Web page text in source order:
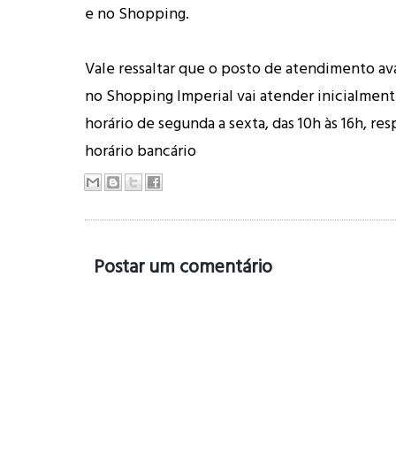
e no Shopping.
Vale ressaltar que o posto de atendimento
no Shopping Imperial vai atender
horário de segunda a sexta, das 10h às 16h,
horário bancário
Postar um comentário